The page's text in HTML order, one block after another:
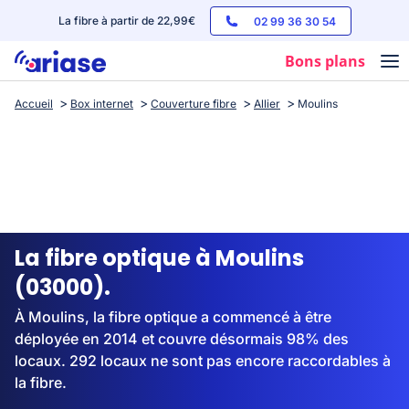
La fibre à partir de 22,99€ 02 99 36 30 54
Bons plans
Box internet
Streaming
Accueil Box internet Couverture fibre Allier Moulins
La fibre optique à Moulins
(03000).
À Moulins, la fibre optique a commencé à être
déployée en 2014 et couvre désormais 98% des
locaux. 292 locaux ne sont pas encore raccordables à
la fibre.